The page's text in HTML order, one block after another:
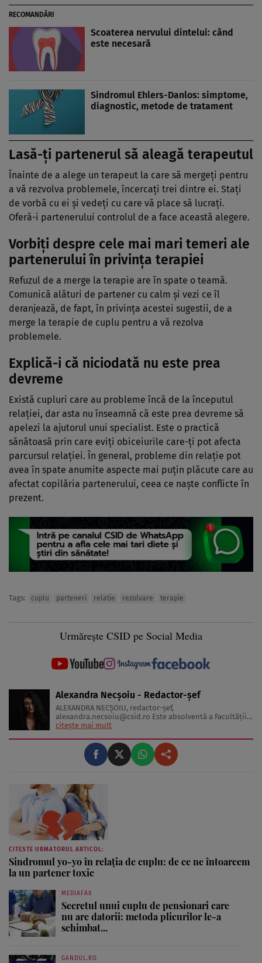
RECOMANDĂRI
Scoaterea nervului dintelui: când
este necesară
Sindromul Ehlers-Danlos: simptome,
diagnostic, metode de tratament
Lasă-ţi partenerul să aleagă terapeutul
Înainte de a alege un terapeut la care să mergeţi pentru
a vă rezvolva problemele, încercaţi trei dintre ei. Staţi
de vorbă cu ei şi vedeţi cu care vă place să lucraţi.
Oferă-i partenerului controlul de a face această alegere.
Vorbiţi despre cele mai mari temeri ale
partenerului în privinţa terapiei
Refuzul de a merge la terapie are în spate o teamă.
Comunică alături de partener cu calm şi vezi ce îl
deranjează, de fapt, în privinţa acestei sugestii, de a
merge la terapie de cuplu pentru a vă rezolva
problemele.
Explică-i că niciodată nu este prea
devreme
Există cupluri care au probleme încă de la începutul
relaţiei, dar asta nu înseamnă că este prea devreme să
apelezi la ajutorul unui specialist. Este o practică
sănătoasă prin care eviţi obiceiurile care-ţi pot afecta
parcursul relaţiei. În general, probleme din relaţie pot
avea în spate anumite aspecte mai puţin plăcute care au
afectat copilăria partenerului, ceea ce naşte conflicte în
prezent.
Tags: cuplu parteneri relatie rezolvare terapie
Urmărește CSID pe Social Media
Alexandra Necșoiu - Redactor-șef
ALEXANDRA NECŞOIU, redactor-șef,
alexandra.necsoiu@csid.ro Este absolventă a Facultăţii
de Jurnalism şi Ştiinţele Comunicării şi deţine o diplomă
Iubeşte să scrie şi nu se vede făcând altceva, acesta fiind
visul ei încă de pe ...
citește mai mult
CITESTE URMATORUL ARTICOL:
Sindromul yo-yo în relaţia de cuplu: de ce ne întoarcem
la un partener toxic
MEDIAFAX
Secretul unui cuplu de pensionari care
nu are datorii: metoda plicurilor le-a
schimbat...
GANDUL.RO